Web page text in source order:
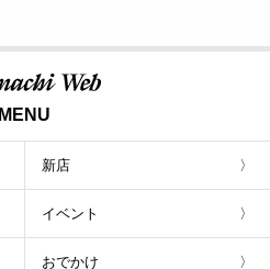
MENU
新店
イベント
おでかけ